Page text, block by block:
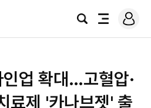
검
전
로
그
업 확대…고혈압·
료제 '카나브젯' 출